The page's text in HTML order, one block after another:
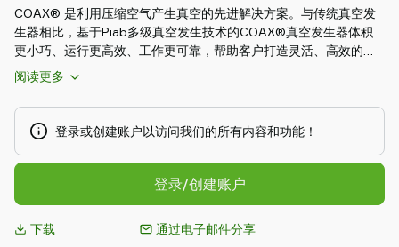
COAX® 是利用压缩空气产生真空的先进解决方案。与传统真空发
生器相比，基于Piab多级真空发生技术的COAX®真空发生器体积
更小巧、运行更高效、工作更可靠，帮助客户打造灵活、高效的模
块化真空系统，满足自身独特的应用需求。MICRO二级COAX® 真
空发生器可能是世界上最小的多级真空发生器，质量轻盈，在高速
拾取和放置小型物体的应用中，可直接安装在吸点附近，降低损
耗。MINI二级COAX® 真空发生器拥有小巧的安装尺寸，MINI三级
COAX®真空发生器则拥有极高的初始真空流量。MIDI二级COAX®
真空发生器拥有小巧的安装尺寸，MIDI三级COAX®真空发生器则
拥有极高的初始真空流量。MIDI真空发生器也具有高效的吹气功
能，适用于大体积容器的快速排空：
阅读更多
登录或创建账户以访问我们的所有内容和功能！
登录/创建账户
下载 通过电子邮件分享
我
们
支
持
寻
找
合
Old